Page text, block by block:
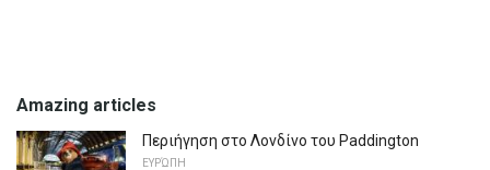
Amazing articles
Περιήγηση στο Λονδίνο του Paddington
ΕΥΡΏΠΗ